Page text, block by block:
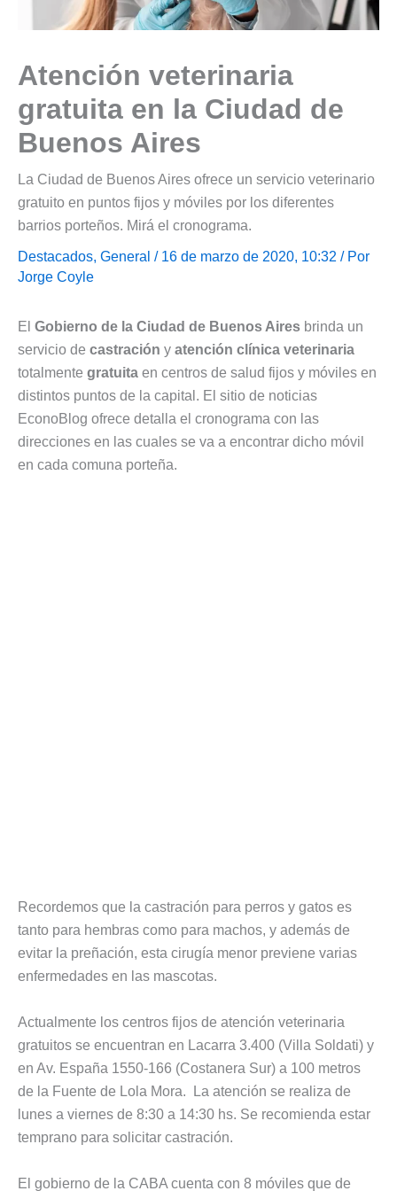
Atención veterinaria
gratuita en la Ciudad de
Buenos Aires
La Ciudad de Buenos Aires ofrece un servicio veterinario
gratuito en puntos fijos y móviles por los diferentes
barrios porteños. Mirá el cronograma.
Destacados, General / 16 de marzo de 2020, 10:32 / Por
Jorge Coyle
El Gobierno de la Ciudad de Buenos Aires brinda un
servicio de castración y atención clínica veterinaria
totalmente gratuita en centros de salud fijos y móviles en
distintos puntos de la capital. El sitio de noticias
EconoBlog ofrece detalla el cronograma con las
direcciones en las cuales se va a encontrar dicho móvil
en cada comuna porteña.
Recordemos que la castración para perros y gatos es
tanto para hembras como para machos, y además de
evitar la preñación, esta cirugía menor previene varias
enfermedades en las mascotas.
Actualmente los centros fijos de atención veterinaria
gratuitos se encuentran en Lacarra 3.400 (Villa Soldati) y
en Av. España 1550-166 (Costanera Sur) a 100 metros
de la Fuente de Lola Mora. La atención se realiza de
lunes a viernes de 8:30 a 14:30 hs. Se recomienda estar
temprano para solicitar castración.
El gobierno de la CABA cuenta con 8 móviles que de